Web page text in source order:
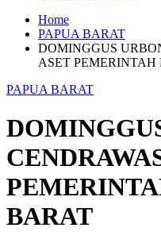
Home
PAPUA BARAT
DOMINGGUS
ASET PEMERINTAH
PAPUA BARAT
BARAT